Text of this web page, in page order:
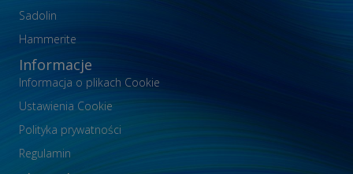
Sadolin
Hammerite
Informacje
Informacja o plikach Cookie
Ustawienia Cookie
Polityka prywatności
Regulamin